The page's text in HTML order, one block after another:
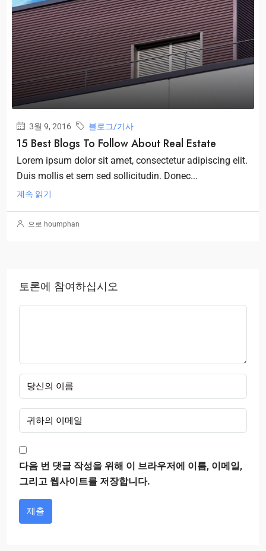
3월 9, 2016 블로그/기사
15 Best Blogs To Follow About Real Estate
Lorem ipsum dolor sit amet, consectetur adipiscing elit.
Duis mollis et sem sed sollicitudin. Donec...
계속 읽기
으로 houmphan
토론에 참여하십시오
다음 번 댓글 작성을 위해 이 브라우저에 이름, 이메일,
그리고 웹사이트를 저장합니다.
제출